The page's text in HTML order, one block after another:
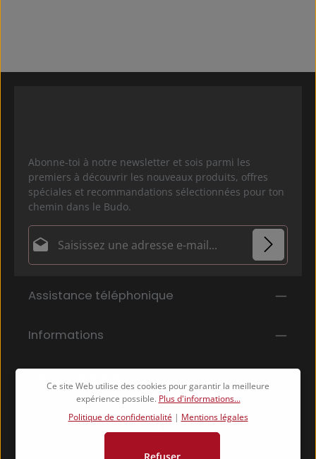
Abonne-toi à notre newsletter et sois parmi les
premiers à découvrir les nouveaux produits, offres
spéciales et recommandations sélectionnées pour ton
chemin dans le Budo.
Adresse e-mail*
En sélectionnant Continuer, vous confirmez que
informations sur la protection des données
vous avez accepté nos
Les champs marqués d'un astérisque (*) sont
obligatoires.
Assistance téléphonique
Informations
Ce site Web utilise des cookies pour garantir la meilleure
expérience possible. Plus d'informations...
Politique de confidentialité | Mentions légales